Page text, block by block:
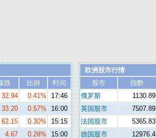
跌 比例
时间
32.94 0.41%
17:46
33.20 0.57%
16:00
62.15 0.30%
15:15
4.67 0.28%
15:00
欧洲股市行情
股市
指数
俄罗斯
1130.89
英国股市
7507.89
法国股市
5365.83
德国股市
12976.4